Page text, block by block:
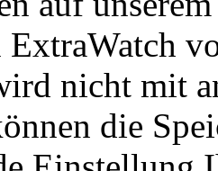
ExtraWatch
nicht mit
die